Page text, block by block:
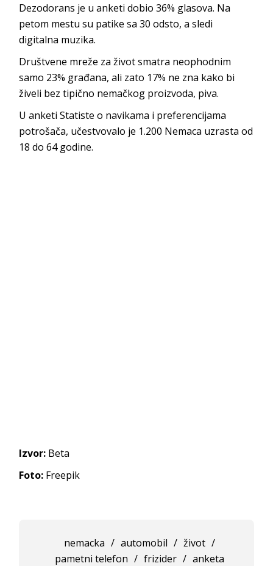
Dezodorans je u anketi dobio 36% glasova. Na
petom mestu su patike sa 30 odsto, a sledi
digitalna muzika.
Društvene mreže za život smatra neophodnim
samo 23% građana, ali zato 17% ne zna kako bi
živeli bez tipično nemačkog proizvoda, piva.
U anketi Statiste o navikama i preferencijama
potrošača, učestvovalo je 1.200 Nemaca uzrasta od
18 do 64 godine.
Izvor: Beta
Foto: Freepik
nemacka / automobil / život /
pametni telefon / frizider / anketa